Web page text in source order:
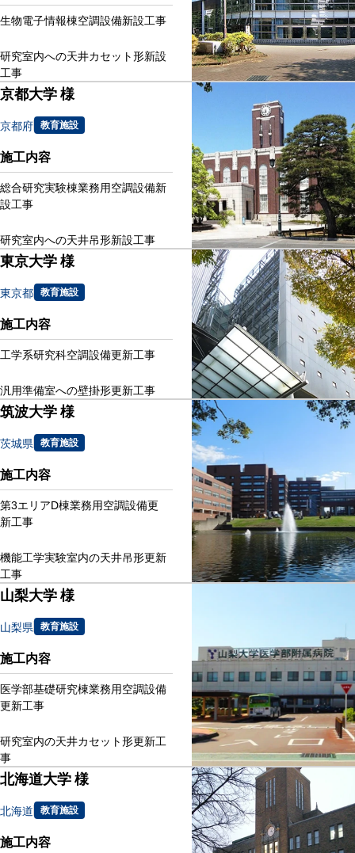
生物電子情報棟空調設備新設工事
研究室内への天井カセット形新設
工事
京都大学 様
京都府 教育施設
施工内容
総合研究実験棟業務用空調設備新
設工事
研究室内への天井吊形新設工事
東京大学 様
東京都 教育施設
施工内容
工学系研究科空調設備更新工事
汎用準備室への壁掛形更新工事
筑波大学 様
茨城県 教育施設
施工内容
第3エリアD棟業務用空調設備更
新工事
機能工学実験室内の天井吊形更新
工事
山梨大学 様
山梨県 教育施設
施工内容
医学部基礎研究棟業務用空調設備
更新工事
研究室内の天井カセット形更新工
事
北海道大学 様
北海道 教育施設
施工内容